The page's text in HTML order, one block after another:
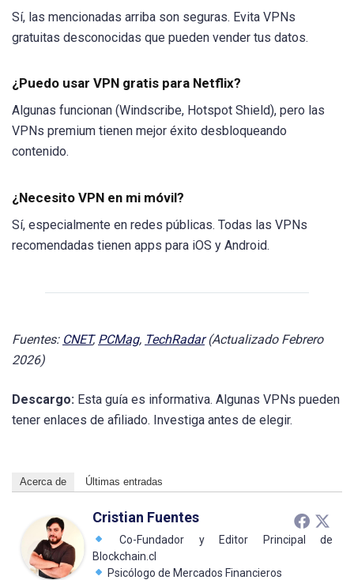
Sí, las mencionadas arriba son seguras. Evita VPNs
gratuitas desconocidas que pueden vender tus datos.
¿Puedo usar VPN gratis para Netflix?
Algunas funcionan (Windscribe, Hotspot Shield), pero las
VPNs premium tienen mejor éxito desbloqueando
contenido.
¿Necesito VPN en mi móvil?
Sí, especialmente en redes públicas. Todas las VPNs
recomendadas tienen apps para iOS y Android.
Fuentes: CNET, PCMag, TechRadar(Actualizado Febrero
2026)
Descargo: Esta guía es informativa. Algunas VPNs pueden
tener enlaces de afiliado. Investiga antes de elegir.
Acerca de Últimas entradas
Cristian Fuentes
Co-Fundador y Editor Principal de
Blockchain.cl
Psicólogo de Mercados Financieros